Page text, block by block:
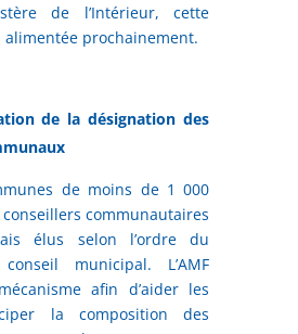
de l’Intérieur, cette
prochainement.
de la désignation des
de moins de 1 000
communautaires
élus selon l’ordre du
municipal. L’AMF
afin d’aider les
la composition des